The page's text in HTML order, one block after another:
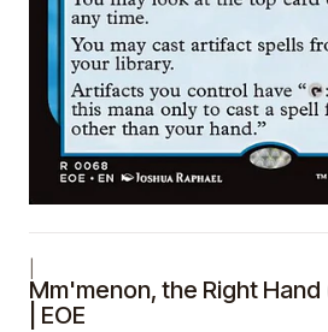
Mm'menon, the Right Hand
| EOE